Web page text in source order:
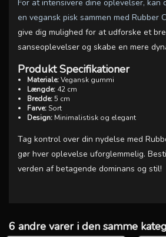
For at intensivere dine oplevelser, kan
en vegansk pisk sammen med Rubber
give dig mulighed for at udforske et
sanseoplevelser og skabe en mere
Produkt Specifikationer
Materiale:Vegansk gummi
Længde: 42 cm
Bredde:5 cm
Farve:Sort
Design: Minimalistisk og elegant
Tag kontrol over din nydelse med
gør hver oplevelse uforglemmelig.
verden af betagende dominans og stil!
6 andre varer i den samme